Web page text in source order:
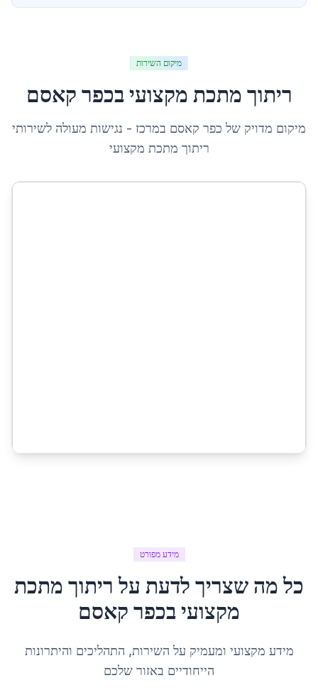
מיקום השירות
ריתוך מתכת מקצועיבכפר קאסם
מיקום מדויק של כפר קאסם במרכז - נגישות מעולה לשירותי
ריתוך מתכת מקצועי
מידע מפורט
כל מה שצריך לדעת על ריתוך מתכת
מקצועיבכפר קאסם
מידע מקצועי ומעמיק על השירות, התהליכים והיתרונות
הייחודיים באזור שלכם